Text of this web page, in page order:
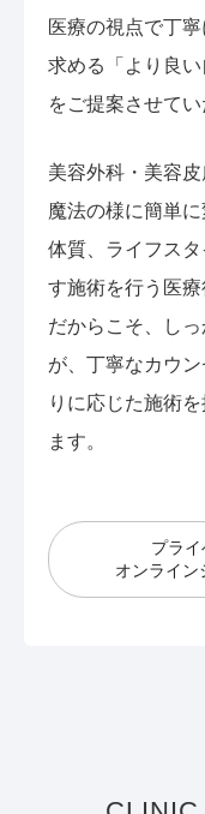
医療の視点で丁
求める「より良
をご提案させてい
美容外科・美容
魔法の様に簡単
体質、ライフス
す施術を行う医療
だからこそ、し
が、丁寧なカウ
りに応じた施術
ます。
プラ
オンライン